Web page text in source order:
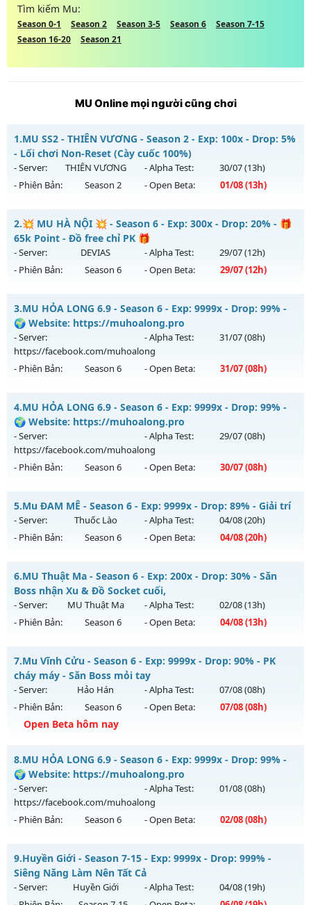
Tìm kiếm Mu:
Season 0-1 Season 2 Season 3-5 Season 6
Season 7-15
Season 16-20
Season 21
MU Online mọi người cũng chơi
1.MU SS2 - THIÊN VƯƠNG - Season 2 - Exp: 100x - Drop: 5%
- Lối chơi Non-Reset (Cày cuốc 100%)
- Server: THIÊN VƯƠNG - Alpha Test: 30/07(13h)
- Phiên Bản:
Season 2 - Open Beta: 01/08(13h)
MU SS2 - THIÊN VƯƠNG - Lối chơi Non-Reset (Cày cuốc
100%)
Mu mới ra tháng 08 2026 - Mở máy chủ
THIÊN VƯƠNG
13h ngày 01/08/2626
Kiểu reset: Non Reset
Thể loại: Mu Nguyên bản Webzen
Antihack: XShield
2.💥 MU HÀ NỘI 💥 - Season 6 - Exp: 300x - Drop: 20% - 🎁
65k Point - Đồ free chỉ PK 🎁
- Server: DEVIAS - Alpha Test: 29/07(12h)
- Phiên Bản:
Season 6 - Open Beta: 29/07(12h)
💥 MU HÀ NỘI 💥 - 🎁 65k Point - Đồ free chỉ PK 🎁
Mu mới ra tháng 07 2026 - Mở máy chủ
ngày 29/07/2626
Exp: 300x - Drop: 20%
Thể loại: Mu Custom thêm đồ mới
Antihack: BDCAM
3.MU HỎA LONG 6.9 - Season 6 - Exp: 9999x - Drop: 99% -
🌍 Website: https://muhoalong.pro
- Server:
https://facebook.com/muhoalong
- Alpha Test: 31/07(08h)
- Phiên Bản: Season 6 - Open Beta: 31/07(08h)
MU HỎA LONG 6.9 - 🌍 Website: https://muhoalong.pro
Mu mới ra tháng 07 2026 - Mở máy chủ
https://facebook.com/muhoalongvào 08h ngày
31/07/2626
Exp: 9999x - Drop: 99%
Thể loại: Mu Nguyên bản Webzen
Antihack: Xshiel
4.MU HỎA LONG 6.9 - Season 6 - Exp: 9999x - Drop: 99% -
🌍 Website: https://muhoalong.pro
- Server:
https://facebook.com/muhoalong
- Alpha Test: 29/07(08h)
- Phiên Bản: Season 6 - Open Beta: 30/07(08h)
MU HỎA LONG 6.9 - 🌍 Website: https://muhoalong.pro
Mu mới ra tháng 07 2026 - Mở máy chủ
https://facebook.com/muhoalongvào 08h ngày
Exp: 9999x - Drop: 99%
Kiểu reset: Non Reset
Thể loại: Mu Nguyên bản Webzen
5.Mu ĐAM MÊ - Season 6 - Exp: 9999x - Drop: 89% - Giải trí
- Server: Thuốc Lào - Alpha Test: 04/08(20h)
- Phiên Bản:
Season 6 - Open Beta: 04/08(20h)
Mu ĐAM MÊ - Giải trí
Mu mới ra tháng 08 2026 - Mở máy chủ
ngày 04/08/2626
Exp: 9999x - Drop: 89%
Thể loại: Mu Bán Đồ Full Trong Shop
Antihack: UGK
6.MU Thuật Ma - Season 6 - Exp: 200x - Drop: 30% - Săn
Boss nhận Xu & Đồ Socket cuối,
- Server: MU Thuật Ma - Alpha Test: 02/08(13h)
- Phiên Bản:
Season 6 - Open Beta: 04/08(13h)
MU Thuật Ma - Săn Boss nhận Xu & Đồ Socket cuối,
Mu mới ra tháng 08 2026 - Mở máy chủ
13h ngày 04/08/2626
Exp: 200x - Drop: 30%
Kiểu reset: Reset In Game
Thể loại: Mu Nguyên bản Webzen
Antihack: VietGuard
7.Mu Vĩnh Cửu - Season 6 - Exp: 9999x - Drop: 90% - PK
cháy máy - Săn Boss mỏi tay
- Server: Hảo Hán - Alpha Test: 07/08(08h)
- Phiên Bản:
Season 6 - Open Beta: 07/08(08h)
Open Beta hôm nay
Mu Vĩnh Cửu - PK cháy máy - Săn Boss mỏi tay
Mu mới ra tháng 08 2026 - Mở máy chủ
ngày 07/08/2626
Exp: 9999x - Drop: 90%
Antihack: ICMPROTECT ✅ 🔴 ✨ ⚡️
8.MU HỎA LONG 6.9 - Season 6 - Exp: 9999x - Drop: 99% -
🌍 Website: https://muhoalong.pro
- Server:
https://facebook.com/muhoalong
- Alpha Test: 01/08(08h)
- Phiên Bản: Season 6 - Open Beta: 02/08(08h)
MU HỎA LONG 6.9 - 🌍 Website: https://muhoalong.pro
Mu mới ra tháng 08 2026 - Mở máy chủ
https://facebook.com/muhoalongvào 08h ngày
02/08/2626
9.Huyền Giới - Season 7-15 - Exp: 9999x - Drop: 999% -
Siêng Năng Làm Nên Tất Cả
- Server: Huyền Giới - Alpha Test: 04/08(19h)